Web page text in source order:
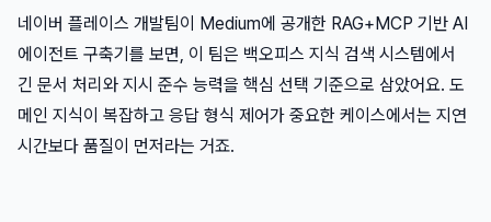
네이버 플레이스 개발팀이 Medium에 공개한 RAG+MCP 기반 AI
에이전트 구축기를 보면, 이 팀은 백오피스 지식 검색 시스템에서
긴 문서 처리와 지시 준수 능력을 핵심 선택 기준으로 삼았어요. 도
메인 지식이 복잡하고 응답 형식 제어가 중요한 케이스에서는 지연
시간보다 품질이 먼저라는 거죠.